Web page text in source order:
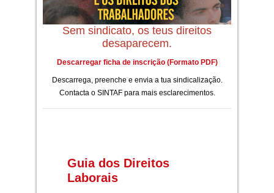
Sem sindicato, os teus direitos
desaparecem.
Descarregar ficha de inscrição (Formato PDF)
Descarrega, preenche e envia a tua sindicalização.
Contacta o SINTAF para mais esclarecimentos.
Guia dos Direitos
Laborais